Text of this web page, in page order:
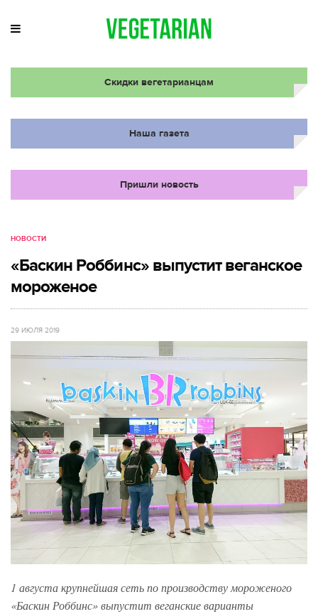
Скидки вегетарианцам
Наша газета
Пришли новость
НОВОСТИ
«Баскин Роббинс» выпустит веганское
мороженое
29 ИЮЛЯ 2019
1 августа крупнейшая сеть по производству мороженого
«Баскин Роббинс» выпустит веганские варианты